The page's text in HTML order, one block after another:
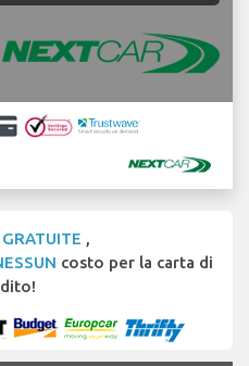
GRATUITE ,
costo per la carta di